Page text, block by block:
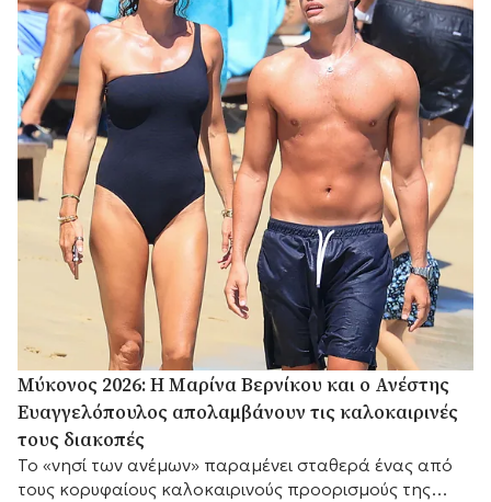
Μύκονος 2026: Η Μαρίνα Βερνίκου και ο Ανέστης
Ευαγγελόπουλος απολαμβάνουν τις καλοκαιρινές
τους διακοπές
Το «νησί των ανέμων» παραμένει σταθερά ένας από
τους κορυφαίους καλοκαιρινούς προορισμούς της